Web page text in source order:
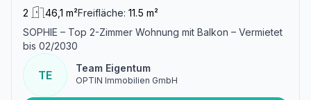
2 46,1 m²Freifläche: 11.5 m²
SOPHIE – Top 2-Zimmer Wohnung mit Balkon – Vermietet
bis 02/2030
TE
Team Eigentum
OPTIN Immobilien GmbH